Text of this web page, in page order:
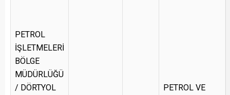
PETROL
İŞLETMELERİ
BÖLGE
MÜDÜRLÜĞÜ
/ DÖRTYOL
PETROL VE